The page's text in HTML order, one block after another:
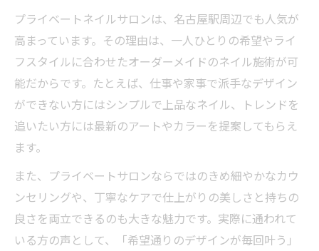
プライベートネイルサロンは、名古屋駅周辺でも人気が
高まっています。その理由は、一人ひとりの希望やライ
フスタイルに合わせたオーダーメイドのネイル施術が可
能だからです。たとえば、仕事や家事で派手なデザイン
ができない方にはシンプルで上品なネイル、トレンドを
追いたい方には最新のアートやカラーを提案してもらえ
ます。
また、プライベートサロンならではのきめ細やかなカウ
ンセリングや、丁寧なケアで仕上がりの美しさと持ちの
良さを両立できるのも大きな魅力です。実際に通われて
いる方の声として、「希望通りのデザインが毎回叶う」